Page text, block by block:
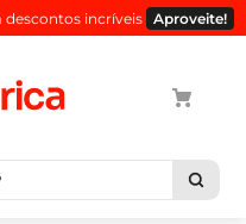
descontos incríveis Aproveite!